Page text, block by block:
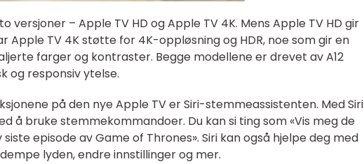
versjoner – Apple TV HD og Apple TV 4K. Mens Apple TV HD gir
Apple TV 4K støtte for 4K-oppløsning og HDR, noe som gir en
farger og kontraster. Begge modellene er drevet av A12
og responsiv ytelse.
på den nye Apple TV er Siri-stemmeassistenten. Med Siri
å bruke stemmekommandoer. Du kan si ting som «Vis meg de
episode av Game of Thrones». Siri kan også hjelpe deg med
lyden, endre innstillinger og mer.